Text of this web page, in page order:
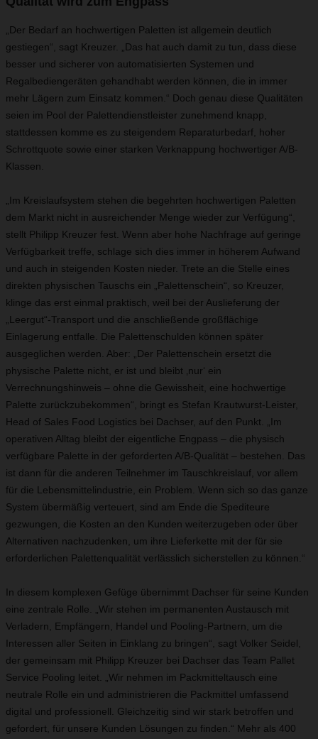
„Der Bedarf an hochwertigen Paletten ist allgemein deutlich
gestiegen“, sagt Kreuzer. „Das hat auch damit zu tun, dass diese
besser und sicherer von automatisierten Systemen und
Regalbediengeräten gehandhabt werden können, die in immer
mehr Lägern zum Einsatz kommen.“ Doch genau diese Qualitäten
seien im Pool der Palettendienstleister zunehmend knapp,
stattdessen komme es zu steigendem Reparaturbedarf, hoher
Schrottquote sowie einer starken Verknappung hochwertiger A/B-
Klassen.
„Im Kreislaufsystem stehen die begehrten hochwertigen Paletten
dem Markt nicht in ausreichender Menge wieder zur Verfügung“,
stellt Philipp Kreuzer fest. Wenn aber hohe Nachfrage auf geringe
Verfügbarkeit treffe, schlage sich dies immer in höherem Aufwand
und auch in steigenden Kosten nieder. Trete an die Stelle eines
direkten physischen Tauschs ein „Palettenschein“, so Kreuzer,
klinge das erst einmal praktisch, weil bei der Auslieferung der
„Leergut“-Transport und die anschließende großflächige
Einlagerung entfalle. Die Palettenschulden können später
ausgeglichen werden. Aber: „Der Palettenschein ersetzt die
physische Palette nicht, er ist und bleibt ‚nur‘ ein
Verrechnungshinweis – ohne die Gewissheit, eine hochwertige
Palette zurückzubekommen“, bringt es Stefan Krautwurst-Leister,
Head of Sales Food Logistics bei Dachser, auf den Punkt. „Im
operativen Alltag bleibt der eigentliche Engpass – die physisch
verfügbare Palette in der geforderten A/B-Qualität – bestehen. Das
ist dann für die anderen Teilnehmer im Tauschkreislauf, vor allem
für die Lebensmittelindustrie, ein Problem. Wenn sich so das ganze
System übermäßig verteuert, sind am Ende die Spediteure
gezwungen, die Kosten an den Kunden weiterzugeben oder über
Alternativen nachzudenken, um ihre Lieferkette mit der für sie
erforderlichen Palettenqualität verlässlich sicherstellen zu können.“
In diesem komplexen Gefüge übernimmt Dachser für seine Kunden
eine zentrale Rolle. „Wir stehen im permanenten Austausch mit
Verladern, Empfängern, Handel und Pooling-Partnern, um die
Interessen aller Seiten in Einklang zu bringen“, sagt Volker Seidel,
der gemeinsam mit Philipp Kreuzer bei Dachser das Team Pallet
Service Pooling leitet. „Wir nehmen im Packmitteltausch eine
neutrale Rolle ein und administrieren die Packmittel umfassend
digital und professionell. Gleichzeitig sind wir stark betroffen und
gefordert, für unsere Kunden Lösungen zu finden.“ Mehr als 400